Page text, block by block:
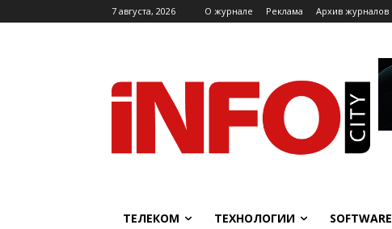
7 августа, 2026 O журнале Реклама Архив журналов
ТЕЛЕКОМ ТЕХНОЛОГИИ SOFTWARE